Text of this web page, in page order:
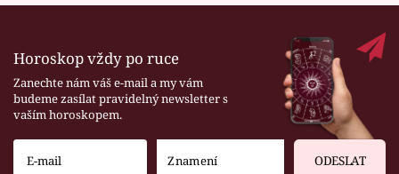
Horoskop vždy po ruce
Zanechte nám váš e-mail a my vám
budeme zasílat pravidelný newsletter s
vaším horoskopem.
ODESLAT